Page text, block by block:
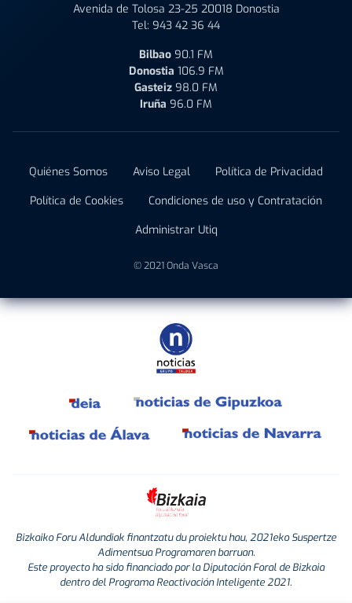
Avenida de Tolosa 23-25 20018 Donostia
Tel: 943 42 36 44
Bilbao 90.1 FM
Donostia 106.9 FM
Gasteiz 98.0 FM
Iruña 96.0 FM
Quiénes Somos Aviso Legal
Política de Privacidad
Política de Cookies
Condiciones de uso y Contratación
Administrar Utiq
© 2021 Onda Vasca
Bizkaiko Foru Aldundiak finantzatu du proiektu hau, 2021eko Suspertze
Adimentsua Programaren barruan.
Este proyecto ha sido financiado por la Diputación Foral de Bizkaia
dentro del Programa Reactivación Inteligente 2021.